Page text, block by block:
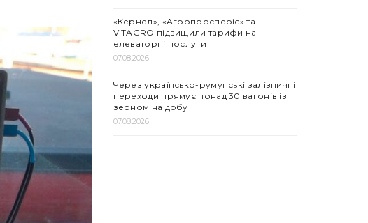
«Кернел», «Агропросперіс» та
VITAGRO підвищили тарифи на
елеваторні послуги
07.08.2026
Через українсько-румунські залізничні
переходи прямує понад 30 вагонів із
зерном на добу
07.08.2026